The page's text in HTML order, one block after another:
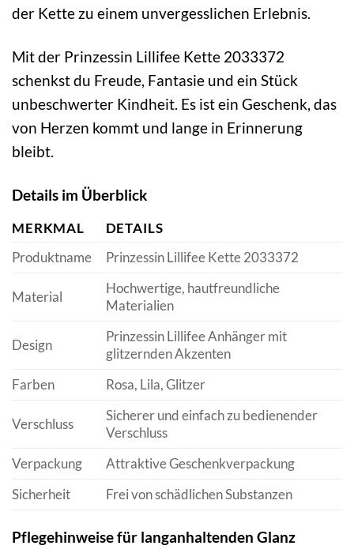
der Kette zu einem unvergesslichen Erlebnis.
Mit der Prinzessin Lillifee Kette 2033372
schenkst du Freude, Fantasie und ein Stück
unbeschwerter Kindheit. Es ist ein Geschenk, das
von Herzen kommt und lange in Erinnerung
bleibt.
Details im Überblick
MERKMAL
DETAILS
Produktname
Prinzessin Lillifee Kette 2033372
Material
Hochwertige, hautfreundliche
Materialien
Design
Prinzessin Lillifee Anhänger mit
glitzernden Akzenten
Farben
Rosa, Lila, Glitzer
Verschluss
Sicherer und einfach zu bedienender
Verschluss
Verpackung
Attraktive Geschenkverpackung
Sicherheit
Frei von schädlichen Substanzen
Pflegehinweise für langanhaltenden Glanz